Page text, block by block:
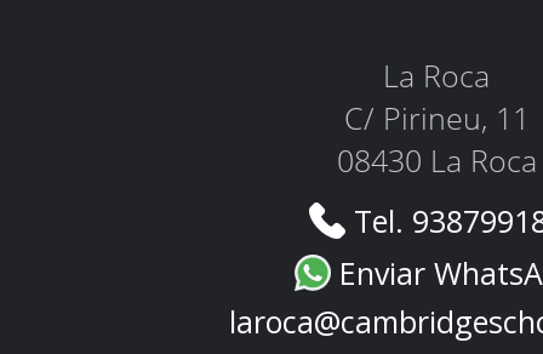
La Roca
C/ Pirineu, 11
08430 La Roca
Tel.
Enviar